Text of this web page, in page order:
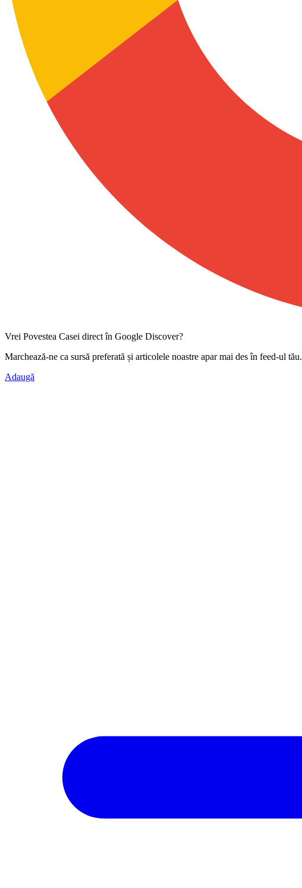
Vrei Povestea Casei direct în Google Discover?
Marchează-ne ca sursă preferată și articolele noastre apar mai des în feed-ul tău.
Adaugă